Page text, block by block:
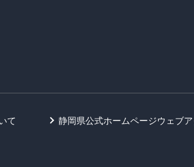
て 静岡県公式ホームページウェブ